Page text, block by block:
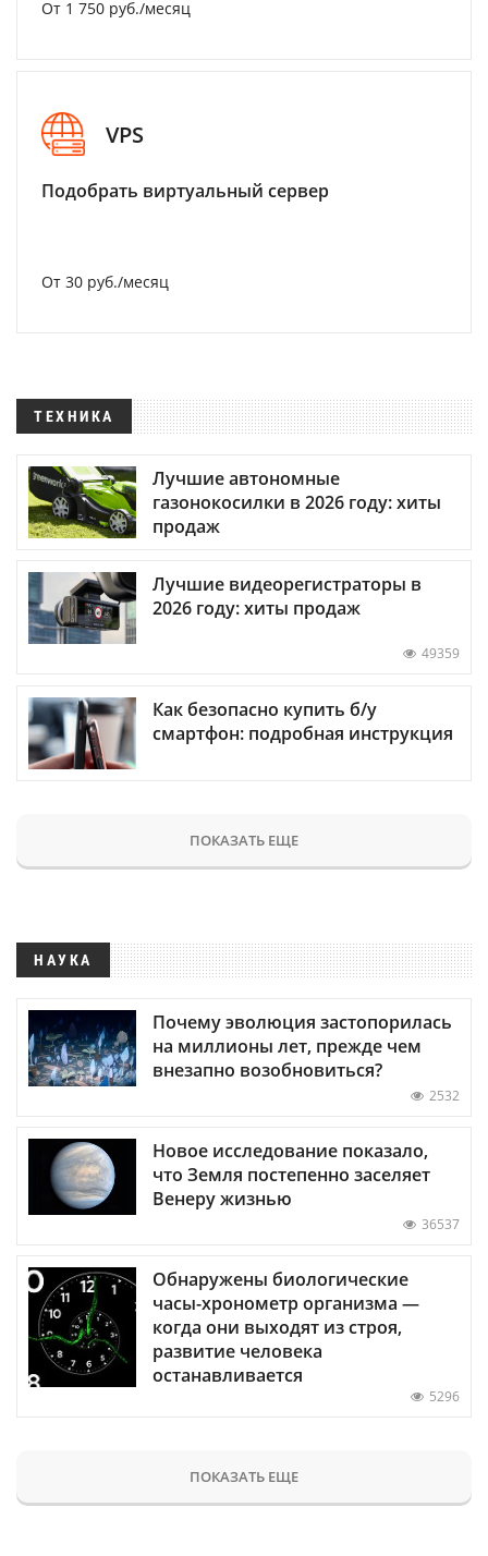
От 1 750 руб./месяц
VPS
Подобрать виртуальный сервер
От 30 руб./месяц
ТЕХНИКА
Лучшие автономные
газонокосилки в 2026 году: хиты
продаж
Лучшие видеорегистраторы в
2026 году: хиты продаж
49359
Как безопасно купить б/у
смартфон: подробная инструкция
ПОКАЗАТЬ ЕЩЕ
НАУКА
Почему эволюция застопорилась
на миллионы лет, прежде чем
внезапно возобновиться?
2532
Новое исследование показало,
что Земля постепенно заселяет
Венеру жизнью
36537
Обнаружены биологические
часы-хронометр организма —
когда они выходят из строя,
развитие человека
останавливается
5296
ПОКАЗАТЬ ЕЩЕ